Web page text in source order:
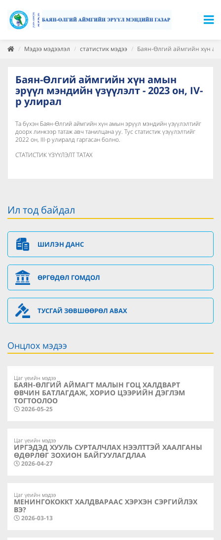
Мэдээ мэдээлэл статистик мэдээ Баян-Өлгий аймгийн хүн
Баян-Өлгий аймгийн хүн амын
эрүүл мэндийн үзүүлэлт - 2023 он, IV-
р улирал
Та бүхэн Баян-Өлгий аймгийн хүн амын эрүүл мэндийн үзүүлэлтийг
доорх линкээр татаж авч танилцана уу. Тус статистик үзүүлэлтийг
2022 он, III-р улиралд гаргасан болно.
СТАТИСТИК ҮЗҮҮЛЭЛТ ТАТАХ
Ил тод байдал
ШИЛЭН ДАНС
ӨРГӨДӨЛ ГОМДОЛ
ТУСГАЙ ЗӨВШӨӨРӨЛ АВАХ
Онцлох мэдээ
Цаг үеийн мэдээ
БАЯН-ӨЛГИЙ АЙМАГТ МАЛЫН ГОЦ ХАЛДВАРТ
ӨВЧИН БАТЛАГДАЖ, ХОРИО ЦЭЭРИЙН ДЭГЛЭМ
ТОГТООЛОО
2026-05-25
Цаг үеийн мэдээ
ИРГЭДЭД ХУУЛЬ СУРТАЛЧЛАХ НЭЭЛТТЭЙ ХААЛГАНЫ
ӨДӨРЛӨГ ЗОХИОН БАЙГУУЛАГДЛАА
2026-04-27
Цаг үеийн мэдээ
МЕНИНГОКОККТ ХАЛДВАРААС ХЭРХЭН СЭРГИЙЛЭХ
ВЭ?
2026-03-13